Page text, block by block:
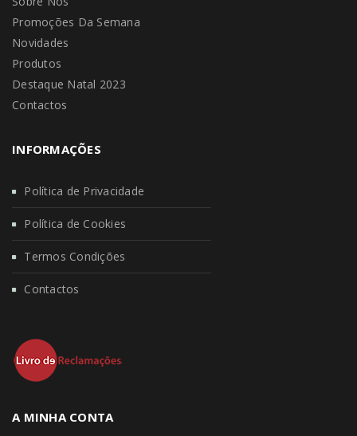
Promoções Da Semana
Novidades
Produtos
Destaque Natal 2023
Contactos
INFORMAÇÕES
Política de Privacidade
Política de Cookies
Termos Condições
Contactos
A MINHA CONTA